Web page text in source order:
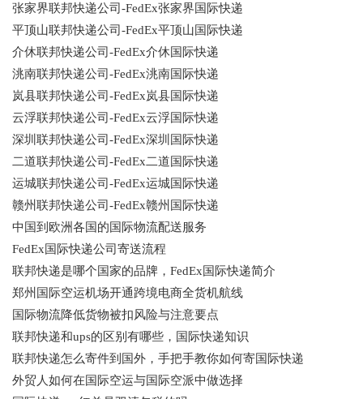
张家界联邦快递公司-FedEx张家界国际快递
平顶山联邦快递公司-FedEx平顶山国际快递
介休联邦快递公司-FedEx介休国际快递
洮南联邦快递公司-FedEx洮南国际快递
岚县联邦快递公司-FedEx岚县国际快递
云浮联邦快递公司-FedEx云浮国际快递
深圳联邦快递公司-FedEx深圳国际快递
二道联邦快递公司-FedEx二道国际快递
运城联邦快递公司-FedEx运城国际快递
赣州联邦快递公司-FedEx赣州国际快递
中国到欧洲各国的国际物流配送服务
FedEx国际快递公司寄送流程
联邦快递是哪个国家的品牌，FedEx国际快递简介
郑州国际空运机场开通跨境电商全货机航线
国际物流降低货物被扣风险与注意要点
联邦快递和ups的区别有哪些，国际快递知识
联邦快递怎么寄件到国外，手把手教你如何寄国际快递
外贸人如何在国际空运与国际空派中做选择